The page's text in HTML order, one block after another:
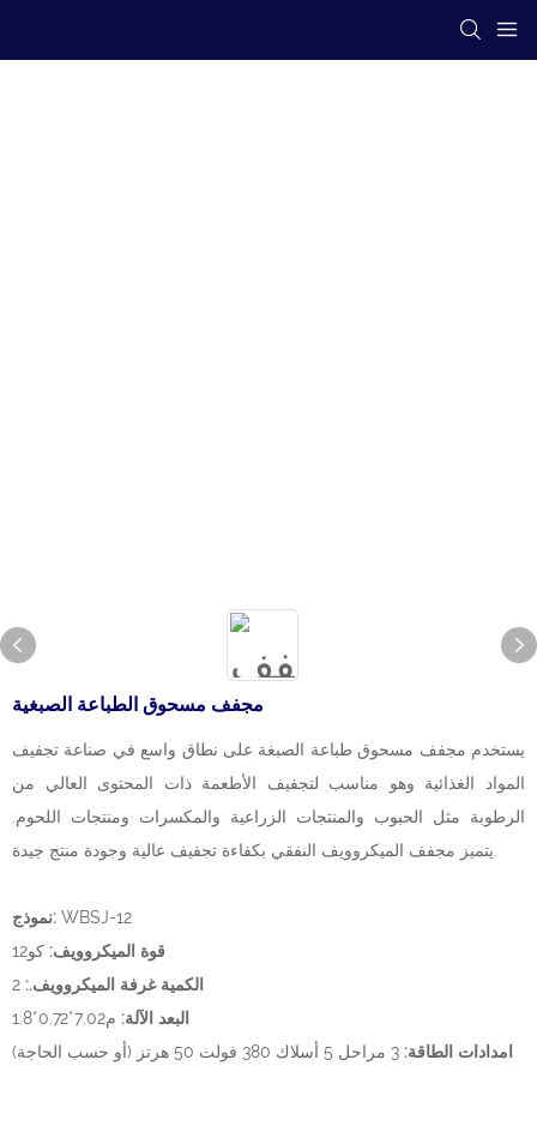
مجفف مسحوق الطباعة الصبغية
يستخدم مجفف مسحوق طباعة الصبغة على نطاق واسع في صناعة تجفيف
المواد الغذائية وهو مناسب لتجفيف الأطعمة ذات المحتوى العالي من
الرطوبة مثل الحبوب والمنتجات الزراعية والمكسرات ومنتجات اللحوم.
نموذج: WBSJ-12
قوة الميكروويف: كو12
الكمية غرفة الميكروويف.: 2
البعد الآلة: م7.02*0.72*1.8
امدادات الطاقة: 3 مراحل 5 أسلاك 380 فولت 50 هرتز (أو حسب الحاجة)